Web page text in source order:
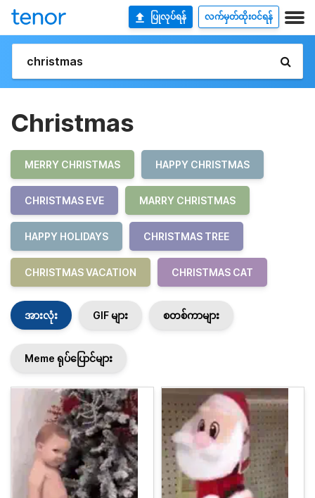
ပြုလုပ်ရန် လက်မှတ်ထိုးဝင်ရန်
Christmas
MERRY CHRISTMAS HAPPY CHRISTMAS
CHRISTMAS EVE MARRY CHRISTMAS
HAPPY HOLIDAYS CHRISTMAS TREE
CHRISTMAS VACATION CHRISTMAS CAT
အားလုံး GIF များ စတစ်ကာများ
Meme ရုပ်ပြောင်များ